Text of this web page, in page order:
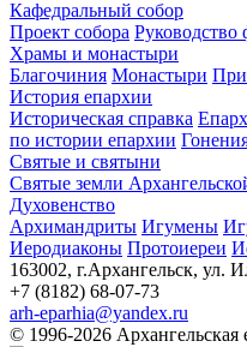
Кафедральный собор
Проект собора Руководство
Храмы и монастыри
Благочиния Монастыри
История епархии
Историческая справка
по истории епархии
Святые и святыни
Святые земли
Духовенство
Архимандриты Игумены
Иеродиаконы Протоиереи
163002, г.Архангельск, ул.
+7 (8182) 68-07-73
arh-eparhia@yandex.ru
© 1996-2026 Архангельская